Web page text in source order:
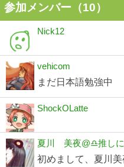
参加メンバー（10）
Nick12
vehicom
まだ日本語勉強中
ShockOLatte
夏川 美夜@♎️推し
初めまして、夏川